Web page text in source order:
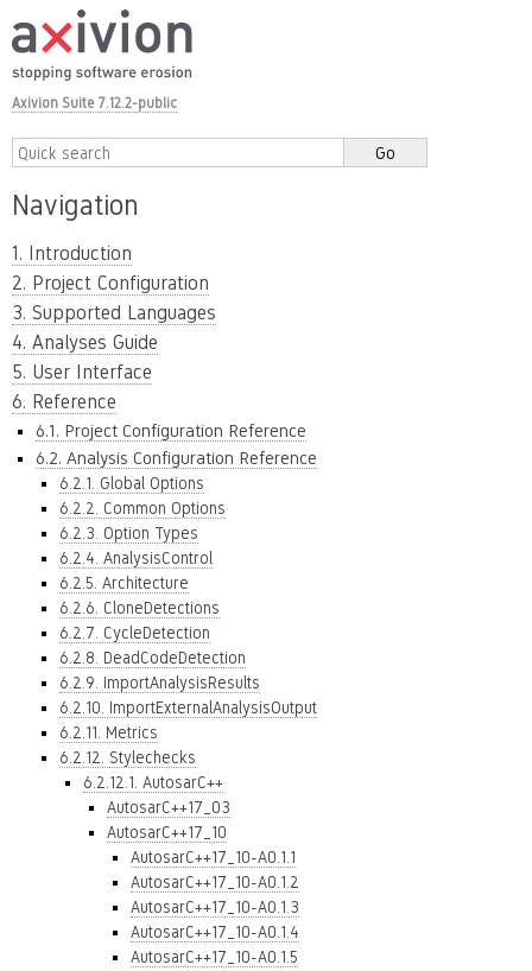
Axivion Suite 7.12.2-public
Navigation
1. Introduction
2. Project Configuration
3. Supported Languages
4. Analyses Guide
5. User Interface
6. Reference
6.1. Project Configuration Reference
6.2. Analysis Configuration Reference
6.2.1. Global Options
6.2.2. Common Options
6.2.3. Option Types
6.2.4. AnalysisControl
6.2.5. Architecture
6.2.6. CloneDetections
6.2.7. CycleDetection
6.2.8. DeadCodeDetection
6.2.9. ImportAnalysisResults
6.2.10. ImportExternalAnalysisOutput
6.2.11. Metrics
6.2.12. Stylechecks
6.2.12.1. AutosarC++
AutosarC++17_03
AutosarC++17_10
AutosarC++17_10-A0.1.1
AutosarC++17_10-A0.1.2
AutosarC++17_10-A0.1.3
AutosarC++17_10-A0.1.4
AutosarC++17_10-A0.1.5